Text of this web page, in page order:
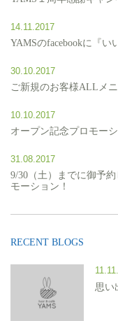
14.11.2017
YAMSのfacebookに『
30.10.2017
ご新規のお客様ALLメ
10.10.2017
オープン記念プロモー
31.08.2017
9/30（土）までに御予
モーション！
RECENT BLOGS
思い